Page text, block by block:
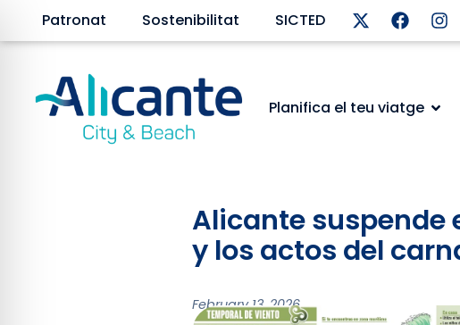
Patronat Sostenibilitat SICTED
Planifica el teu viatge
Alicante suspende
y los actos del
February 13, 2026